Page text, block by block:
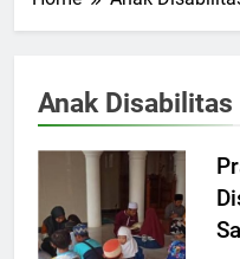
Anak Disabilitas